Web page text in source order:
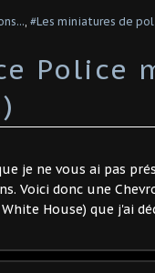
, #Les miniatures de
Police
je ne vous ai pas
Voici donc une
House) que j'ai